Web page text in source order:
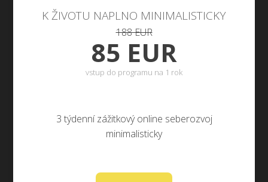
K ŽIVOTU NAPLNO MINIMALISTICKY
188 EUR
85 EUR
vstup do programu na 1 rok
3 týdenní zážitkový online seberozvoj
minimalisticky